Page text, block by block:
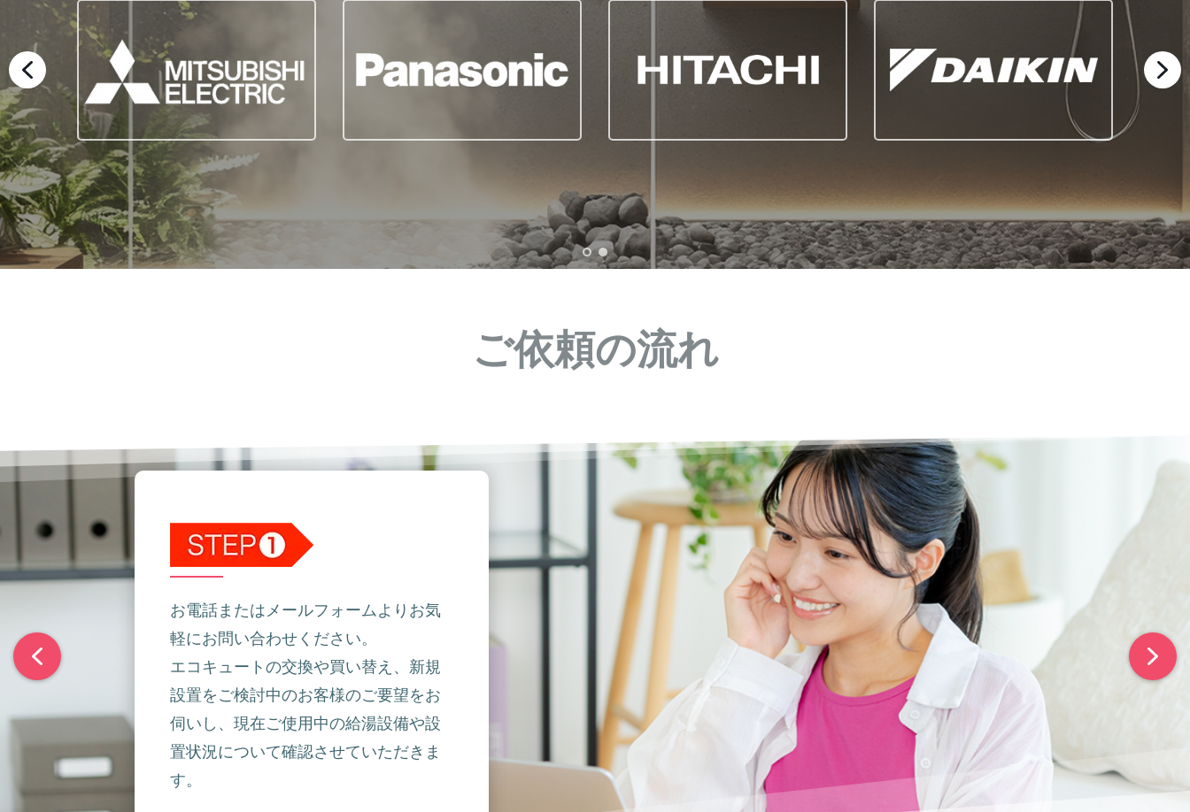
ご依頼の流れ
お電話またはメールフォームよりお気
軽にお問い合わせください。
エコキュートの交換や買い替え、新規
設置をご検討中のお客様のご要望をお
伺いし、現在ご使用中の給湯設備や設
置状況について確認させていただきま
す。